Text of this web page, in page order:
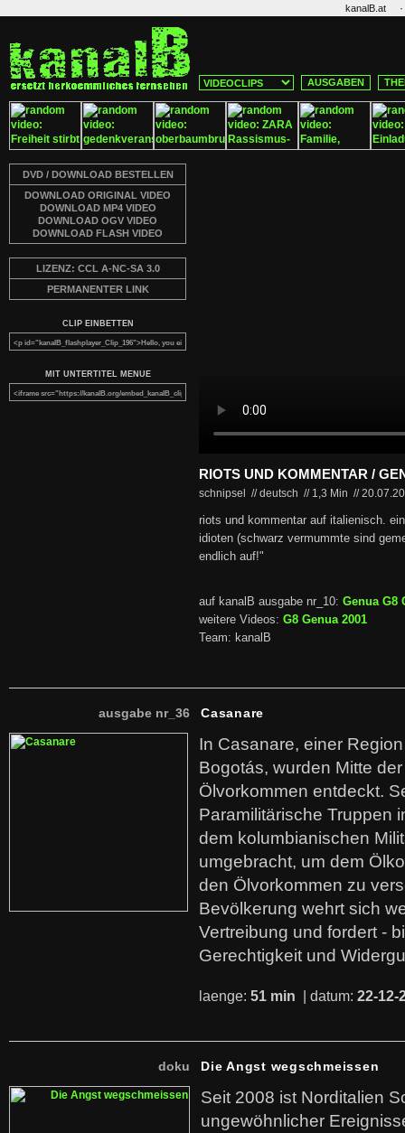
kanalB.at ·
AUSGABEN
DVD / DOWNLOAD BESTELLEN
DOWNLOAD ORIGINAL VIDEO
DOWNLOAD MP4 VIDEO
DOWNLOAD OGV VIDEO
DOWNLOAD FLASH VIDEO
LIZENZ: CCL A-NC-SA 3.0
PERMANENTER LINK
CLIP EINBETTEN
MIT UNTERTITEL MENUE
RIOTS UND KOMMENTAR /
schnipsel // deutsch // 1,3 Min //
riots und kommentar auf italienisch.
idioten (schwarz vermummte sind
endlich auf!"
auf kanalB ausgabe nr_10: Genua G8
weitere Videos: G8 Genua 2001
Team: kanalB
ausgabe nr_36 Casanare
In Casanare, einer
Bogotás, wurden Mitte
Ölvorkommen entdeckt.
Paramilitärische Truppen
dem kolumbianischen
umgebracht, um dem
den Ölvorkommen zu
Bevölkerung wehrt sich
Vertreibung und fordert -
Gerechtigkeit und
laenge: 51 min | datum: 22-12-
doku Die Angst wegschmeissen
Seit 2008 ist Norditalien
ungewöhnlicher